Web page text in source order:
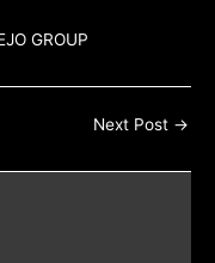
GROUP
Next Post →